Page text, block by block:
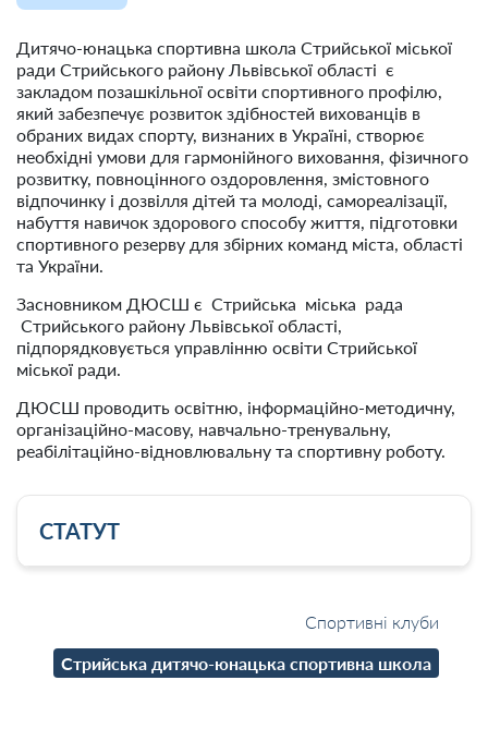
Дитячо-юнацька спортивна школа Стрийської міської
ради Стрийського району Львівської області є
закладом позашкільної освіти спортивного профілю,
який забезпечує розвиток здібностей вихованців в
обраних видах спорту, визнаних в Україні, створює
необхідні умови для гармонійного виховання, фізичного
розвитку, повноцінного оздоровлення, змістовного
відпочинку і дозвілля дітей та молоді, самореалізації,
набуття навичок здорового способу життя, підготовки
спортивного резерву для збірних команд міста, області
та України.
Засновником ДЮСШ є Стрийська міська рада
Стрийського району Львівської області,
підпорядковується управлінню освіти Стрийської
міської ради.
ДЮСШ проводить освітню, інформаційно-методичну,
організаційно-масову, навчально-тренувальну,
реабілітаційно-відновлювальну та спортивну роботу.
СТАТУТ
Спортивні клуби
Стрийська дитячо-юнацька спортивна школа